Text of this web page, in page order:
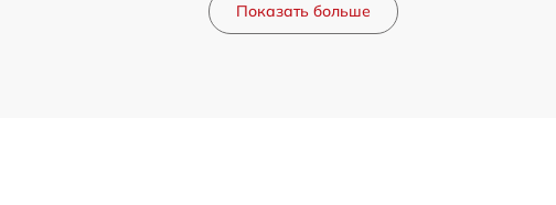
Показать больше